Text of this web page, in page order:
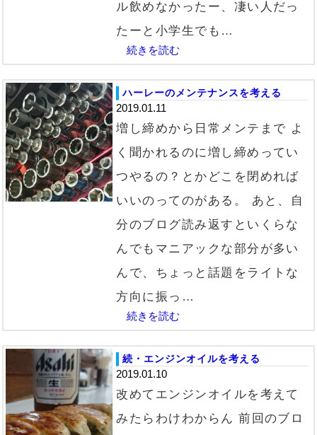
ル飲めなかったー、凄い人だっ
たーと小学生でも…
続きを読む
ハーレーのメンテナンスを考える
2019.01.11
増し締めから日常メンテまで よ
く聞かれるのに増し締めってい
つやるの？とかどこを閉めれば
いいのってのがある。 あと、自
分のブログ読み返すといくらな
んでもマニアックな部分が多い
んで、ちょっと話題をライトな
方向に振っ…
続きを読む
続・エンジンオイルを考える
2019.01.10
改めてエンジンオイルを考えて
みたらわけわからん 前回のブロ